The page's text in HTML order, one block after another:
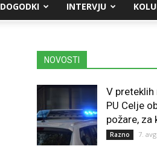
DOGODKI INTERVJU
NOVOSTI
V preteklih
PU Celje
požare, za
Razno 7.